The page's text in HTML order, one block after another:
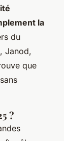
la
du
Janod,
que
?